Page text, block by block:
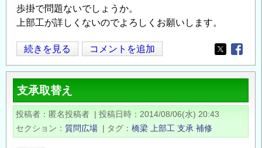
イ
ロ
ド
の
違
い
の
歩掛で問題ないでしょうか。
上部工が詳しくないのでよろしくお願いします。
設
計
歩
掛
の
続きを見る コメントを追加
Opens in
支承取替え
投稿者 匿名投稿者 | 投稿日時
2014/08/06(水) 20:43
セクション
質問広場 | タグ 橋梁 上部工 支承 補修